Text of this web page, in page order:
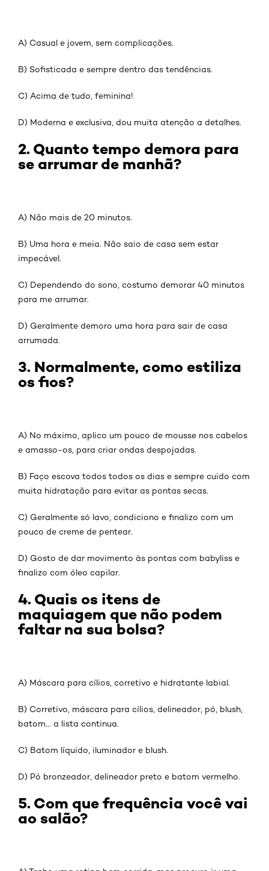
A) Casual e jovem, sem complicações.
B) Sofisticada e sempre dentro das tendências.
C) Acima de tudo, feminina!
D) Moderna e exclusiva, dou muita atenção a detalhes.
2. Quanto tempo demora para
se arrumar de manhã?
A) Não mais de 20 minutos.
B) Uma hora e meia. Não saio de casa sem estar
impecável.
C) Dependendo do sono, costumo demorar 40 minutos
para me arrumar.
D) Geralmente demoro uma hora para sair de casa
arrumada.
3. Normalmente, como estiliza
os fios?
A) No máximo, aplico um pouco de mousse nos cabelos
e amasso-os, para criar ondas despojadas.
B) Faço escova todos todos os dias e sempre cuido com
muita hidratação para evitar as pontas secas.
C) Geralmente só lavo, condiciono e finalizo com um
pouco de creme de pentear.
D) Gosto de dar movimento às pontas com babyliss e
finalizo com óleo capilar.
4. Quais os itens de
maquiagem que não podem
faltar na sua bolsa?
A) Máscara para cílios, corretivo e hidratante labial.
B) Corretivo, máscara para cílios, delineador, pó, blush,
batom... a lista continua.
C) Batom líquido, iluminador e blush.
D) Pó bronzeador, delineador preto e batom vermelho.
5. Com que frequência você vai
ao salão?